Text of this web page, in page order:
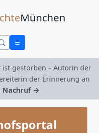
München
ist gestorben – Autorin der
der Erinnerung an
Nachruf →